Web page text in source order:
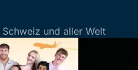
und aller Welt